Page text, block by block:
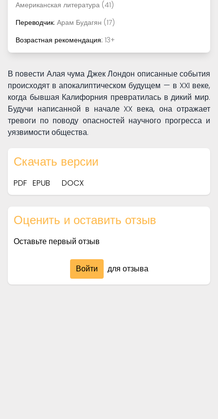
Американская литература (41)
Переводчик: Арам Будагян (17)
Возрастная рекомендация: 13+
В повести Алая чума Джек Лондон описанные события
происходят в апокалиптическом будущем — в XXI веке,
когда бывшая Калифорния превратилась в дикий мир.
Будучи написанной в начале XX века, она отражает
тревоги по поводу опасностей научного прогресса и
уязвимости общества.
Скачать версии
PDF EPUB DOCX
Оценить и оставить отзыв
Оставьте первый отзыв
Войти для отзыва